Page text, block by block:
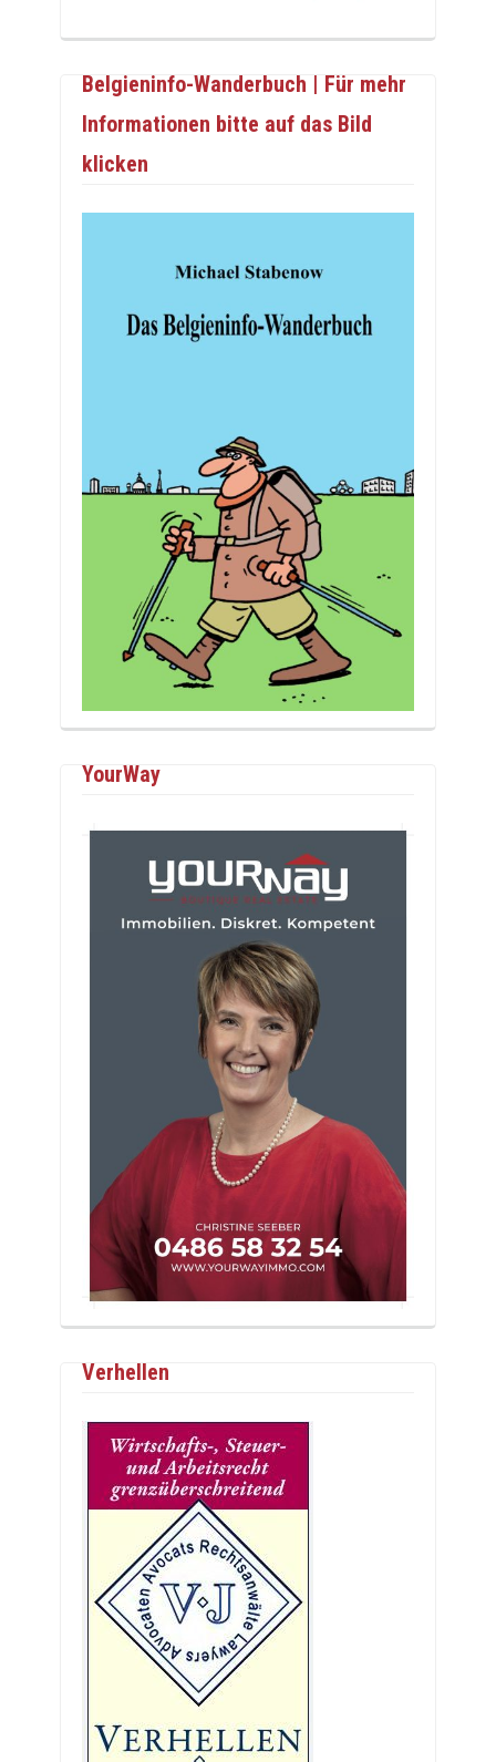
Belgieninfo-Wanderbuch | Für mehr
Informationen bitte auf das Bild
klicken
YourWay
Verhellen